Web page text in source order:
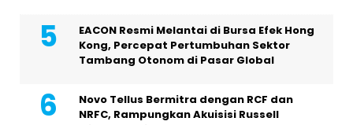
EACON Resmi Melantai di Bursa Efek Hong
Kong, Percepat Pertumbuhan Sektor
Tambang Otonom di Pasar Global
Novo Tellus Bermitra dengan RCF dan
NRFC, Rampungkan Akuisisi Russell